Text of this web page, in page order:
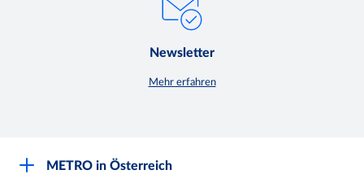
Newsletter
Mehr erfahren
METRO in Österreich